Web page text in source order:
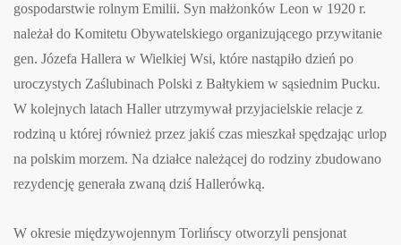
gospodarstwie rolnym Emilii. Syn małżonków Leon w 1920 r.
należał do Komitetu Obywatelskiego organizującego przywitanie
gen. Józefa Hallera w Wielkiej Wsi, które nastąpiło dzień po
uroczystych Zaślubinach Polski z Bałtykiem w sąsiednim Pucku.
W kolejnych latach Haller utrzymywał przyjacielskie relacje z
rodziną u której również przez jakiś czas mieszkał spędzając urlop
na polskim morzem. Na działce należącej do rodziny zbudowano
rezydencję generała zwaną dziś Hallerówką.
W okresie międzywojennym Torlińscy otworzyli pensjonat